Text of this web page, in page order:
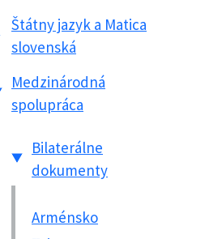
Štátny jazyk a Matica
slovenská
Medzinárodná
spolupráca
Bilaterálne
dokumenty
Arménsko